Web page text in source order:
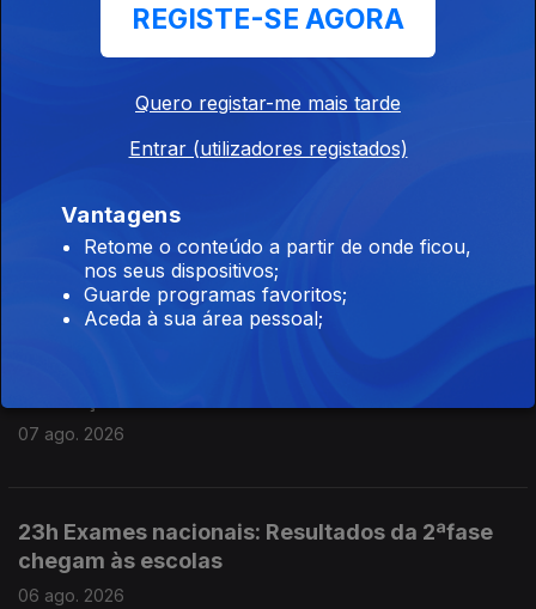
2h Exames nacionais: Resultados da 2ªfase
01h Exames: Antigo ministro da educação diz
que é um ano perdido
07 ago. 2026
07 ago. 2026
23h Exames nacionais: Resultados da 2ªfase
chegam às escolas
06 ago. 2026
REGISTE-SE AGORA
Quero registar-me mais tarde
Entrar (utilizadores registados)
Vantagens
Retome o conteúdo a partir de onde ficou,
nos seus dispositivos;
Guarde programas favoritos;
Aceda à sua área pessoal;